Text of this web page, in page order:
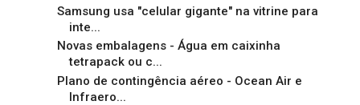
Samsung usa "celular gigante" na vitrine para
inte...
Novas embalagens - Água em caixinha
tetrapack ou c...
Plano de contingência aéreo - Ocean Air e
Infraero...